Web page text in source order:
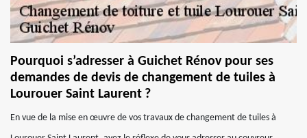
Pourquoi s’adresser à Guichet Rénov pour ses
demandes de devis de changement de tuiles à
Lourouer Saint Laurent ?
En vue de la mise en œuvre de vos travaux de changement de tuiles à